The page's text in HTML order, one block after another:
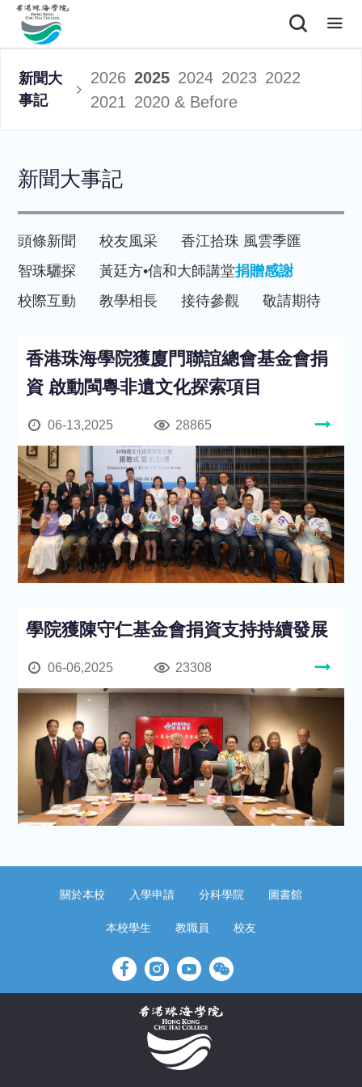
新聞大
事記
2026 2025 2024 2023 2022
2021 2020 & Before
新聞大事記
頭條新聞 校友風采
香江拾珠 風雲季匯
智珠驪探
黃廷方•信和大師講堂捐贈感謝
校際互動
教學相長 接待參觀 敬請期待
香港珠海學院獲廈門聯誼總會基金會捐
資 啟動閩粵非遺文化探索項目
06-13,2025 28865
學院獲陳守仁基金會捐資支持持續發展
06-06,2025 23308
關於本校 入學申請 分科學院 圖書館
本校學生 教職員 校友